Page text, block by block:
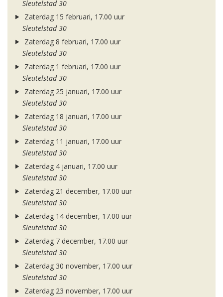
Sleutelstad 30
Zaterdag 15 februari, 17.00 uur
Sleutelstad 30
Zaterdag 8 februari, 17.00 uur
Sleutelstad 30
Zaterdag 1 februari, 17.00 uur
Sleutelstad 30
Zaterdag 25 januari, 17.00 uur
Sleutelstad 30
Zaterdag 18 januari, 17.00 uur
Sleutelstad 30
Zaterdag 11 januari, 17.00 uur
Sleutelstad 30
Zaterdag 4 januari, 17.00 uur
Sleutelstad 30
Zaterdag 21 december, 17.00 uur
Sleutelstad 30
Zaterdag 14 december, 17.00 uur
Sleutelstad 30
Zaterdag 7 december, 17.00 uur
Sleutelstad 30
Zaterdag 30 november, 17.00 uur
Sleutelstad 30
Zaterdag 23 november, 17.00 uur